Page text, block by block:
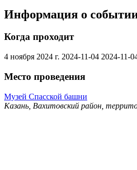
Информация о
Когда проходит
4 ноября 2024 г. 2024-11-04 2024-11-
Место проведения
Музей Спасской башни
Казань, Вахитовский район,